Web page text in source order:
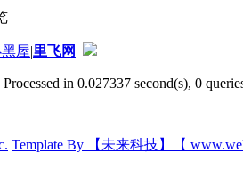
屋|里飞网
Processed in 0.027337 second(s), 0
Template By 【未来科技】【